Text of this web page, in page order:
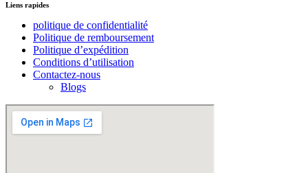
Liens rapides
politique de confidentialité
Politique de remboursement
Politique d’expédition
Conditions d’utilisation
Contactez-nous
Blogs